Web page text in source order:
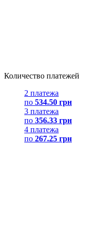
Количество платежей
2 платежа
по 534.50 грн
3 платежа
по 356.33 грн
4 платежа
по 267.25 грн